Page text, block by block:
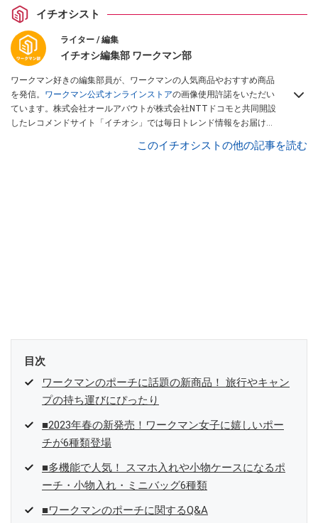
イチオシスト
ライター / 編集
イチオシ編集部 ワークマン部
ワークマン好きの編集部員が、ワークマンの人気商品やおすすめ商品
を発信。 ワークマン公式オンラインストアの画像使用許諾をいただい
ています。株式会社オールアバウトが株式会社NTTドコモと共同開設
したレコメンドサイト「イチオシ」では毎日トレンド情報をお届け。
このイチオシストの他の記事を読む
目次
ワークマンのポーチに話題の新商品！ 旅行やキャン
プの持ち運びにぴったり
■2023年春の新発売！ワークマン女子に嬉しいポー
チが6種類登場
■多機能で人気！ スマホ入れや小物ケースになるポ
ーチ・小物入れ・ミニバッグ6種類
■ワークマンのポーチに関するQ&A